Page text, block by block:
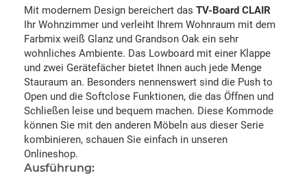
Mit modernem Design bereichert das TV-Board CLAIR
Ihr Wohnzimmer und verleiht Ihrem Wohnraum mit dem
Farbmix weiß Glanz und Grandson Oak ein sehr
wohnliches Ambiente. Das Lowboard mit einer Klappe
und zwei Gerätefächer bietet Ihnen auch jede Menge
Stauraum an. Besonders nennenswert sind die Push to
Open und die Softclose Funktionen, die das Öffnen und
Schließen leise und bequem machen. Diese Kommode
können Sie mit den anderen Möbeln aus dieser Serie
kombinieren, schauen Sie einfach in unseren
Onlineshop.
Ausführung: